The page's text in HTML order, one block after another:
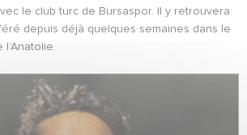
le club turc de Bursaspor. Il y retrouvera
depuis déjà quelques semaines dans le